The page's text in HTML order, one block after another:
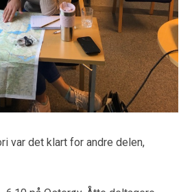
var det klart for andre delen,